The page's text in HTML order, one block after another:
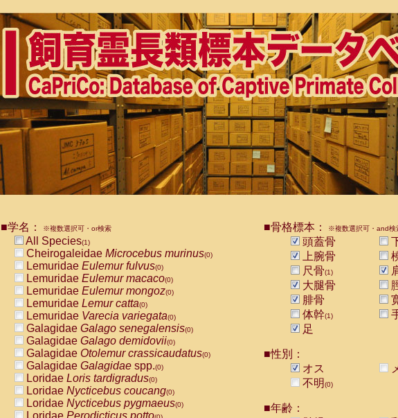
■学名： ※複数選択可・or検索
All Species(1)
Cheirogaleidae Microcebus murinus(0)
Lemuridae Eulemur fulvus(0)
Lemuridae Eulemur macaco(0)
Lemuridae Eulemur mongoz(0)
Lemuridae Lemur catta(0)
Lemuridae Varecia variegata(0)
Galagidae Galago senegalensis(0)
Galagidae Galago demidovii(0)
Galagidae Otolemur crassicaudatus(0)
Galagidae Galagidae spp.(0)
Loridae Loris tardigradus(0)
Loridae Nycticebus coucang(0)
Loridae Nycticebus pygmaeus(0)
Loridae Perodicticus potto
■骨格標本： ※複数選択可・and検
頭蓋骨
上腕骨
尺骨(1)
大腿骨
腓骨
体幹(1)
足
■性別：
オス
不明(0)
■年齢：